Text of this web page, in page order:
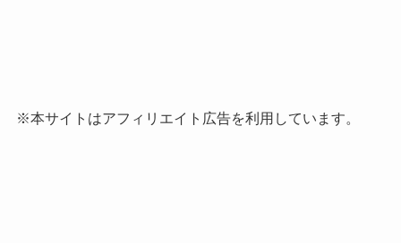
※本サイトはアフィリエイト広告を利用しています。